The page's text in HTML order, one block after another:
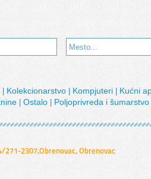
Kolekcionarstvo |Kompjuteri
Kućni
Ostalo Poljoprivreda i šumarstvo
271-2307,Obrenovac, Obrenovac